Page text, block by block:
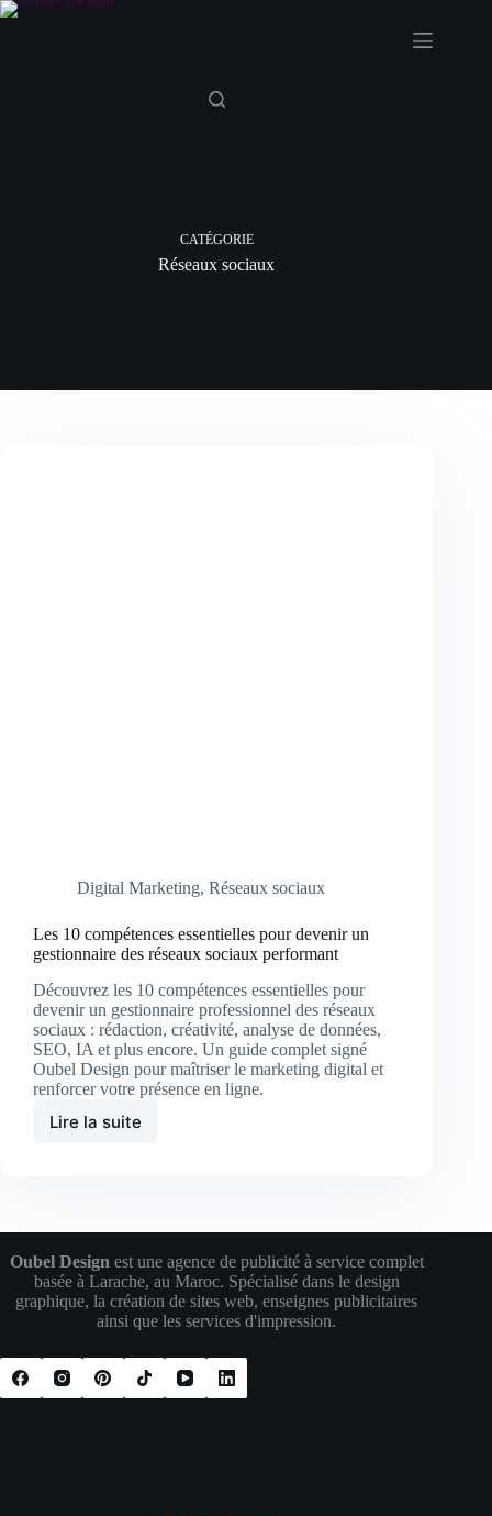
Passer
CATÉGORIE
Réseaux sociaux
Digital Marketing, Réseaux sociaux
Les 10 compétences essentielles pour devenir un
gestionnaire des réseaux sociaux performant
Découvrez les 10 compétences essentielles pour
devenir un gestionnaire professionnel des réseaux
sociaux : rédaction, créativité, analyse de données,
SEO, IA et plus encore. Un guide complet signé
Oubel Design pour maîtriser le marketing digital et
renforcer votre présence en ligne.
Lire la suite
Les
devenir
un
gestionnaire
des
réseaux
performant
Oubel Design est une agence de publicité à service complet
basée à Larache, au Maroc. Spécialisé dans le design
graphique, la création de sites web, enseignes publicitaires
ainsi que les services d'impression.